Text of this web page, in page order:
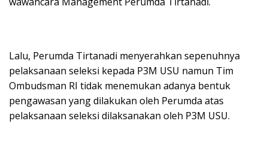
Lalu, Perumda Tirtanadi menyerahkan sepenuhnya
pelaksanaan seleksi kepada P3M USU namun Tim
Ombudsman RI tidak menemukan adanya bentuk
pengawasan yang dilakukan oleh Perumda atas
pelaksanaan seleksi dilaksanakan oleh P3M USU.